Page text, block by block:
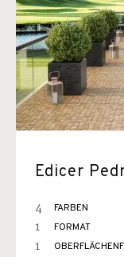
Edicer
4 FARBEN
1 FORMAT
1